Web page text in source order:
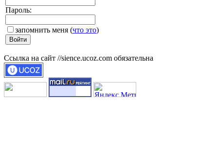
Пароль:
запомнить меня (что это)
Ссылка на сайт //sience.ucoz.com обязательна